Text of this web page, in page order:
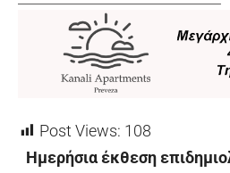
Post Views: 108
Ημερήσια έκθεση